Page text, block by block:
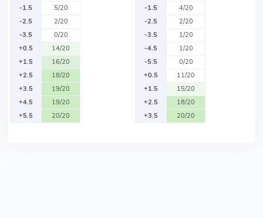
-1.5
5/20
-2.5
2/20
-3.5
0/20
+0.5
14/20
+1.5
16/20
+2.5
18/20
+3.5
19/20
+4.5
19/20
+5.5
20/20
-1.5
4/20
-2.5
2/20
-3.5
1/20
-4.5
1/20
-5.5
0/20
+0.5
11/20
+1.5
15/20
+2.5
18/20
+3.5
20/20